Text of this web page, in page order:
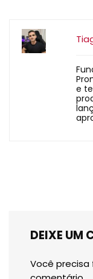
e
DEIXE UM
Você precisa